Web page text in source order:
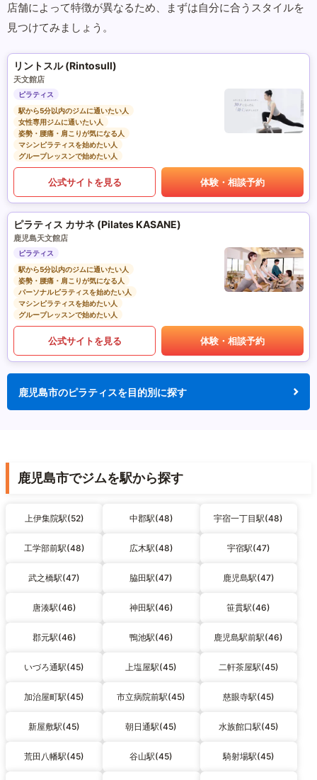
店舗によって特徴が異なるため、まずは自分に合うスタイルを
見つけてみましょう。
リントスル (Rintosull)
天文館店
ピラティス
駅から5分以内のジムに通いたい人
女性専用ジムに通いたい人
姿勢・腰痛・肩こりが気になる人
マシンピラティスを始めたい人
グループレッスンで始めたい人
公式サイトを見る 体験・相談予約
ピラティス カサネ (Pilates KASANE)
鹿児島天文館店
ピラティス
駅から5分以内のジムに通いたい人
姿勢・腰痛・肩こりが気になる人
パーソナルピラティスを始めたい人
マシンピラティスを始めたい人
グループレッスンで始めたい人
公式サイトを見る 体験・相談予約
鹿児島市のピラティスを目的別に探す
鹿児島市でジムを駅から探す
上伊集院駅(52) 中郡駅(48) 宇宿一丁目駅(48)
工学部前駅(48) 広木駅(48) 宇宿駅(47)
武之橋駅(47) 脇田駅(47) 鹿児島駅(47)
唐湊駅(46) 神田駅(46) 笹貫駅(46)
郡元駅(46) 鴨池駅(46) 鹿児島駅前駅(46)
いづろ通駅(45) 上塩屋駅(45) 二軒茶屋駅(45)
加治屋町駅(45) 市立病院前駅(45) 慈眼寺駅(45)
新屋敷駅(45) 朝日通駅(45) 水族館口駅(45)
荒田八幡駅(45) 谷山駅(45) 騎射場駅(45)